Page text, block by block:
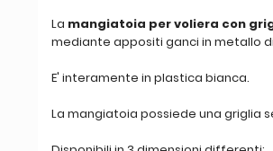
La mangiatoia per voliera con
mediante appositi ganci in metallo
E' interamente in plastica bianca.
La mangiatoia possiede una griglia